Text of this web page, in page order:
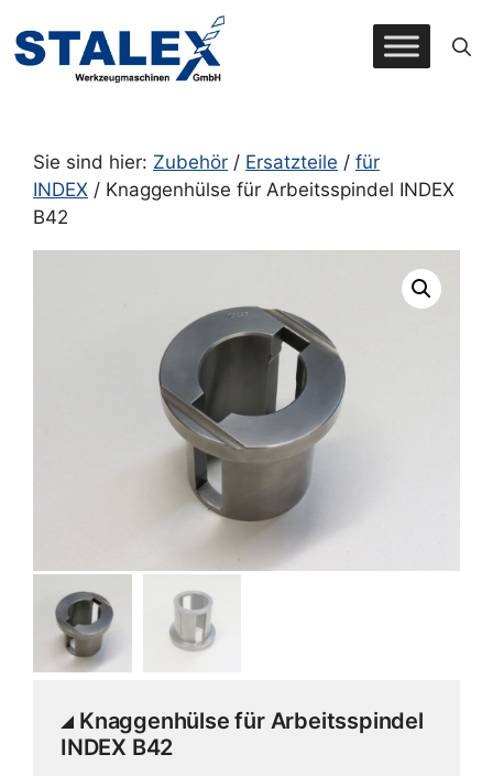
Inhalt
springen
Sie sind hier: Zubehör / Ersatzteile / für
INDEX / Knaggenhülse für Arbeitsspindel INDEX
B42
Knaggenhülse für Arbeitsspindel
INDEX B42